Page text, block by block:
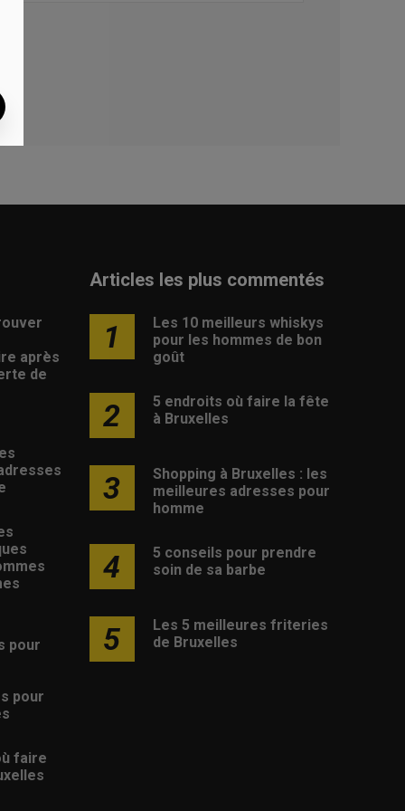
après
de
pour
pour
faire
Articles les plus commentés
1
Les 10 meilleurs whiskys
pour les hommes de bon
goût
2
5 endroits où faire la fête
à Bruxelles
3
Shopping à Bruxelles : les
meilleures adresses pour
homme
4
5 conseils pour prendre
soin de sa barbe
5
Les 5 meilleures friteries
de Bruxelles